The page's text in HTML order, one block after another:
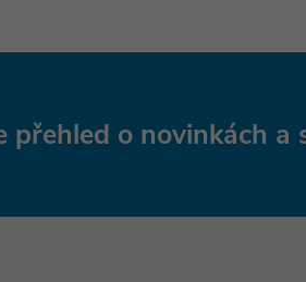
přehled o novinkách a